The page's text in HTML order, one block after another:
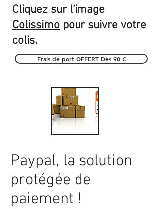
Cliquez sur l'image
Colissimo pour suivre votre
colis.
Frais de port OFFERT Dès 90 €
Paypal, la solution
protégée de
paiement !